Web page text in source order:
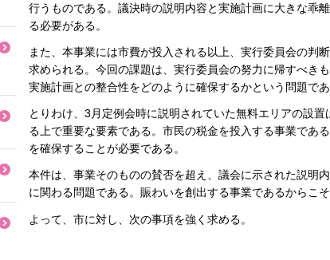
行うものである。議決時の説明内容と実施計画に大きな乖
る必要がある。
また、本事業には市費が投入される以上、実行委員会の判
求められる。今回の課題は、実行委員会の努力に帰すべき
実施計画との整合性をどのように確保するかという問題であ
とりわけ、3月定例会時に説明されていた無料エリアの設
る上で重要な要素である。市民の税金を投入する事業であ
を確保することが必要である。
本件は、事業そのものの賛否を超え、議会に示された説明
に関わる問題である。賑わいを創出する事業であるからこ
よって、市に対し、次の事項を強く求める。